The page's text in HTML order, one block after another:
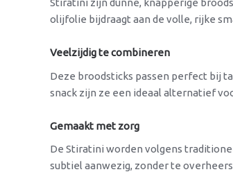
Stiratini zijn dunne, knapperige
olijfolie bijdraagt aan de volle, rijke
Veelzijdig te combineren
Deze broodsticks passen perfect bij
snack zijn ze een ideaal alternatief
Gemaakt met zorg
De Stiratini worden volgens
subtiel aanwezig, zonder te